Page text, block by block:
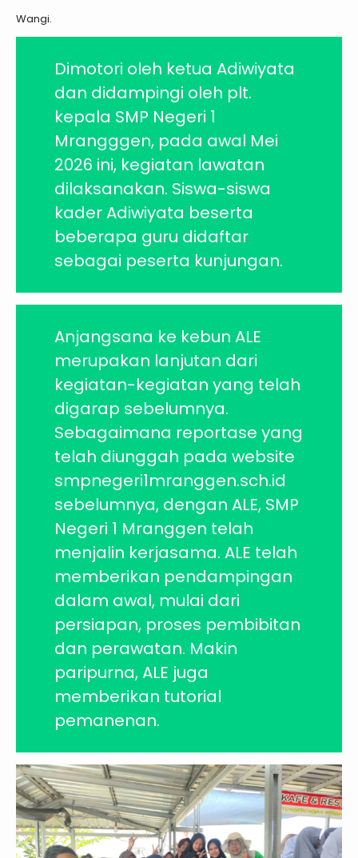
Wangi.
Dimotori oleh ketua Adiwiyata
dan didampingi oleh plt.
kepala SMP Negeri 1
Mrangggen, pada awal Mei
2026 ini, kegiatan lawatan
dilaksanakan. Siswa-siswa
kader Adiwiyata beserta
beberapa guru didaftar
sebagai peserta kunjungan.
Anjangsana ke kebun ALE
merupakan lanjutan dari
kegiatan-kegiatan yang telah
digarap sebelumnya.
Sebagaimana reportase yang
telah diunggah pada website
smpnegeri1mranggen.sch.id
sebelumnya, dengan ALE, SMP
Negeri 1 Mranggen telah
menjalin kerjasama. ALE telah
memberikan pendampingan
dalam awal, mulai dari
persiapan, proses pembibitan
dan perawatan. Makin
paripurna, ALE juga
memberikan tutorial
pemanenan.